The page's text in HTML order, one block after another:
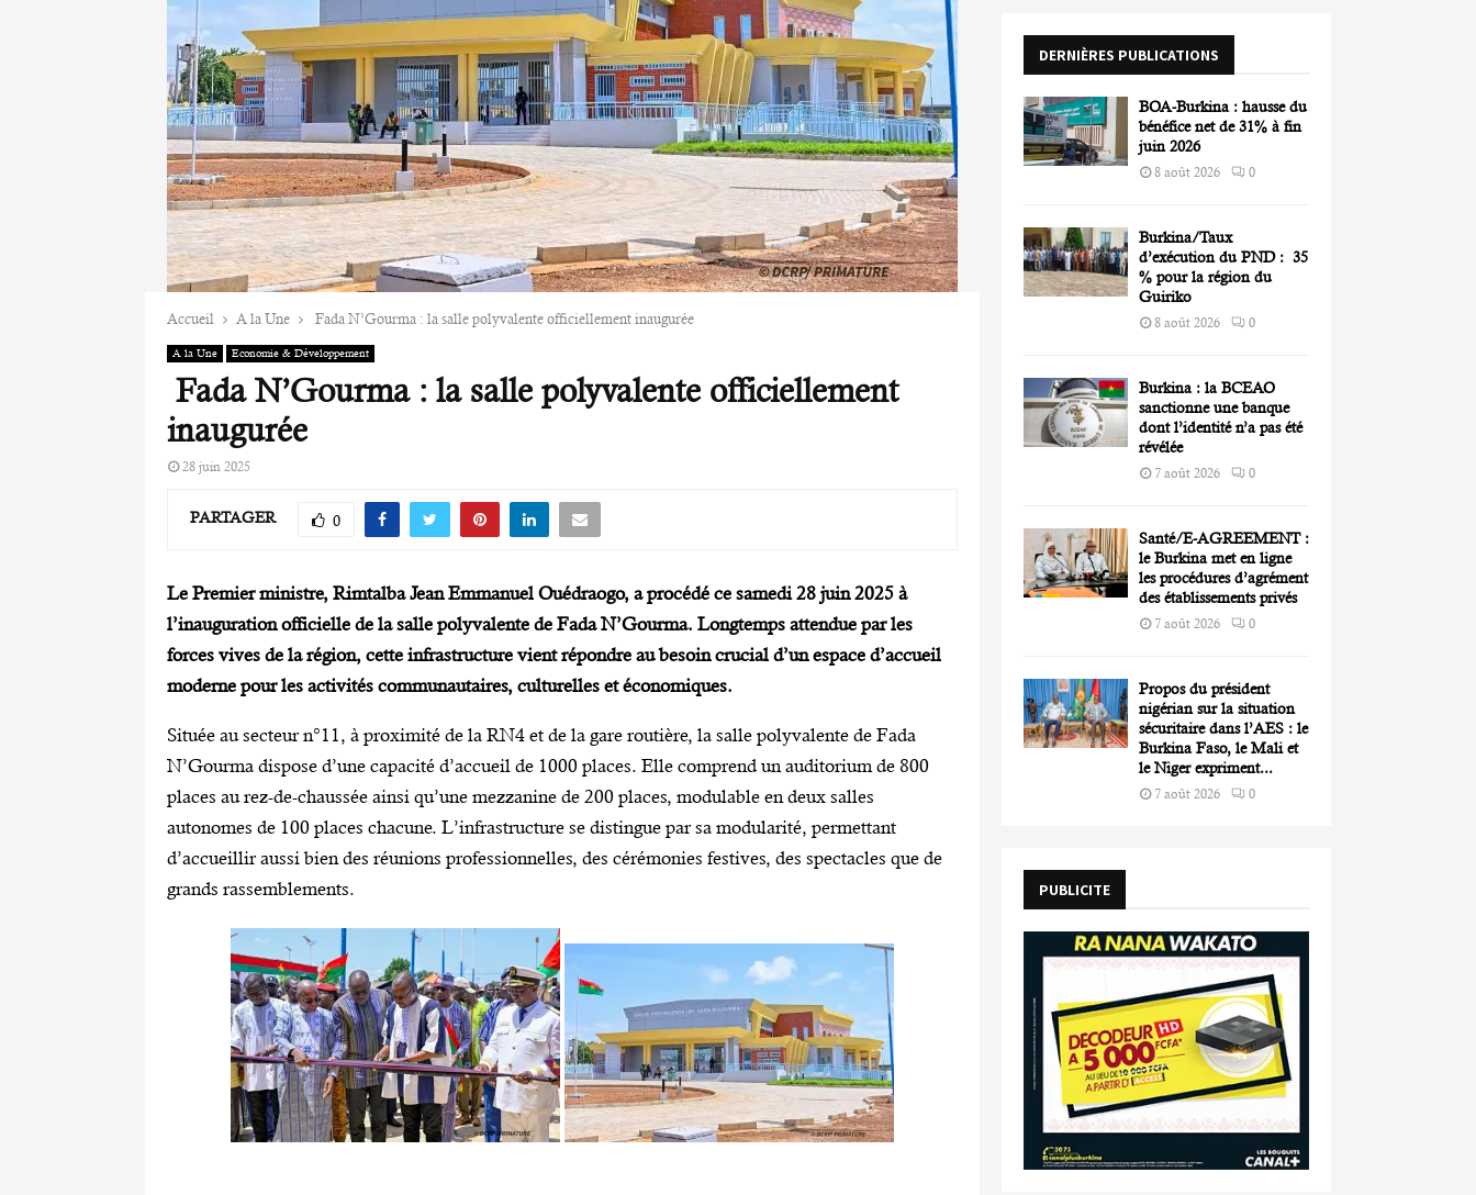
Accueil A la Une Fada N’Gourma : la salle polyvalente officiellement inaugurée
A la Une Economie & Développement
Fada N’Gourma : la salle polyvalente officiellement
inaugurée
28 juin 2025
PARTAGER 0
Le Premier ministre, Rimtalba Jean Emmanuel Ouédraogo, a procédé ce samedi 28 juin 2025 à
l’inauguration officielle de la salle polyvalente de Fada N’Gourma. Longtemps attendue par les
forces vives de la région, cette infrastructure vient répondre au besoin crucial d’un espace d’accueil
moderne pour les activités communautaires, culturelles et économiques.
Située au secteur n°11, à proximité de la RN4 et de la gare routière, la salle polyvalente de Fada
N’Gourma dispose d’une capacité d’accueil de 1000 places. Elle comprend un auditorium de 800
places au rez-de-chaussée ainsi qu’une mezzanine de 200 places, modulable en deux salles
autonomes de 100 places chacune. L’infrastructure se distingue par sa modularité, permettant
d’accueillir aussi bien des réunions professionnelles, des cérémonies festives, des spectacles que de
grands rassemblements.
r
H
DERNIÈRES PUBLICATIONS
BOA-Burkina : hausse du
bénéfice net de 31% à fin
juin 2026
8 août 2026 0
Burkina/Taux
d’exécution du PND : 35
% pour la région du
Guiriko
8 août 2026 0
Burkina : la BCEAO
sanctionne une banque
dont l’identité n’a pas été
révélée
7 août 2026 0
Santé/E-AGREEMENT :
le Burkina met en ligne
les procédures d’agrément
des établissements privés
7 août 2026 0
Propos du président
nigérian sur la situation
sécuritaire dans l’AES : le
Burkina Faso, le Mali et
le Niger expriment...
7 août 2026 0
PUBLICITE